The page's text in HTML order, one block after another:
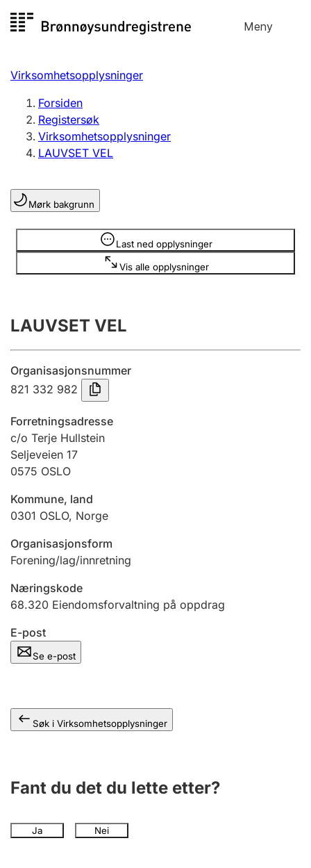
til
Meny
Registersøk
Aksjeselskap
Enkeltpersonforetak
Registrere, endre, slette
Lag og forening
Registrere, endre, slette
Årsregnskap
Innsending og forsinkelsesgebyr
Tinglysing
Jeger
Betaling og jegeravgiftskort
Ektepaktveileder
Andre tema
Virksomhetsopplysninger
Forsiden
Registersøk
Virksomhetsopplysninger
LAUVSET VEL
Mørk bakgrunn
Last ned opplysninger
Vis alle opplysninger
Opplysninger er skjult
LAUVSET VEL
Organisasjonsnummer
821 332 982
Forretningsadresse
c/o Terje Hullstein
Seljeveien 17
0575 OSLO
Kommune, land
0301 OSLO, Norge
Organisasjonsform
Forening/lag/innretning
Næringskode
68.320 Eiendomsforvaltning på oppdrag
E-post
Se e-post
Søk i Virksomhetsopplysninger
Fant du det du lette etter?
Ja Nei